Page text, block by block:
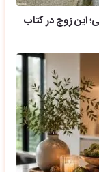
این زوج در کتاب